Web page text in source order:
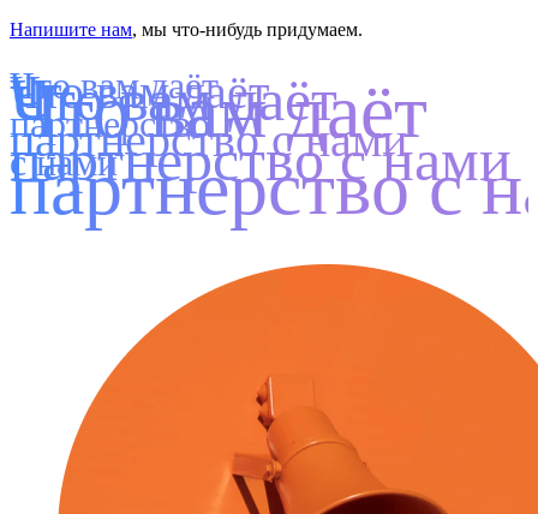
Напишите нам, мы что-нибудь придумаем.
Что вам даёт
партнерство с
Что вам даёт
партнерство с нами
Что вам даёт
партнерство с нами
Что вам даёт
партнерство
с нами